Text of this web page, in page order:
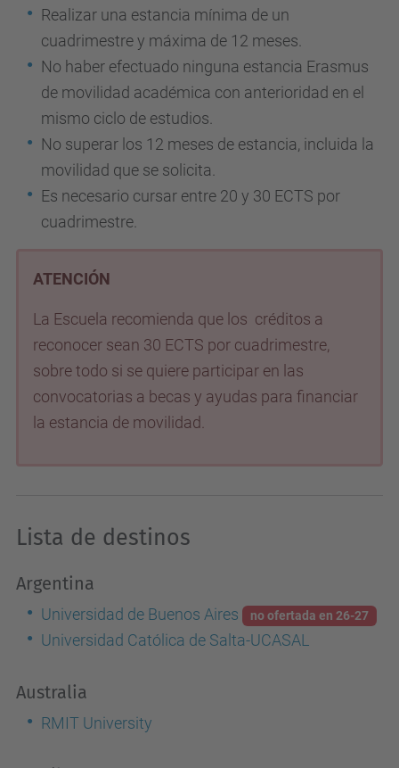
Realizar una estancia mínima de un
cuadrimestre y máxima de 12 meses.
No haber efectuado ninguna estancia Erasmus
de movilidad académica con anterioridad en el
mismo ciclo de estudios.
No superar los 12 meses de estancia, incluida la
movilidad que se solicita.
Es necesario cursar entre 20 y 30 ECTS por
cuadrimestre.
ATENCIÓN
La Escuela recomienda que los créditos a
reconocer sean 30 ECTS por cuadrimestre,
sobre todo si se quiere participar en las
convocatorias a becas y ayudas para financiar
la estancia de movilidad.
Lista de destinos
Argentina
Universidad de Buenos Aires no ofertada en 26-27
Universidad Católica de Salta-UCASAL
Australia
RMIT University